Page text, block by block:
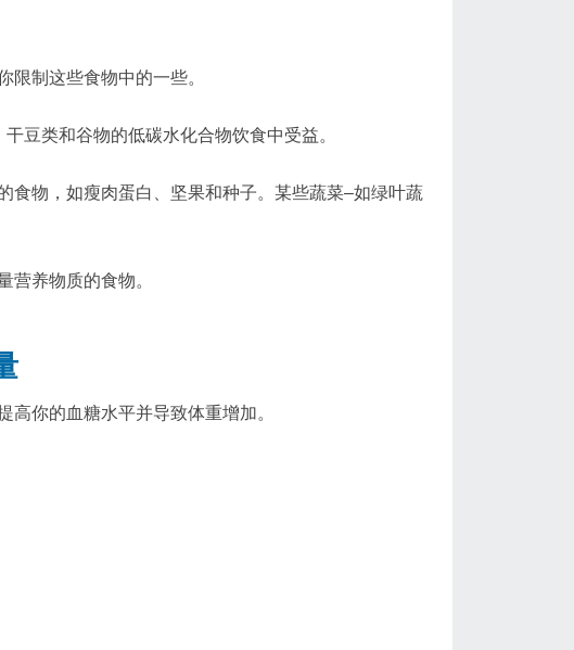
限制这些食物中的一些。
豆类和谷物的低碳水化合物饮食中受益。
食物，如瘦肉蛋白、坚果和种子。某些蔬菜–如绿叶蔬
营养物质的食物。
你的血糖水平并导致体重增加。